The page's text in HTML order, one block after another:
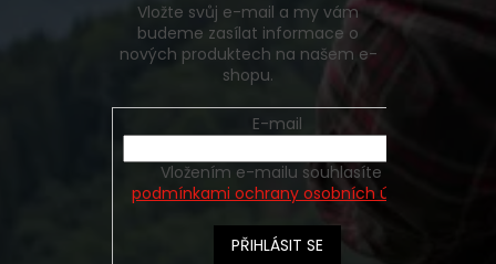
Vložte svůj e-mail a my vám
budeme zasílat informace o
nových produktech na našem e-
shopu.
E-mail
podmínkami ochrany osobních údajů
PŘIHLÁSIT SE